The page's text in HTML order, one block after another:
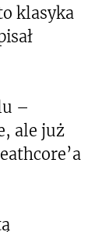
klasyka
–
ale już